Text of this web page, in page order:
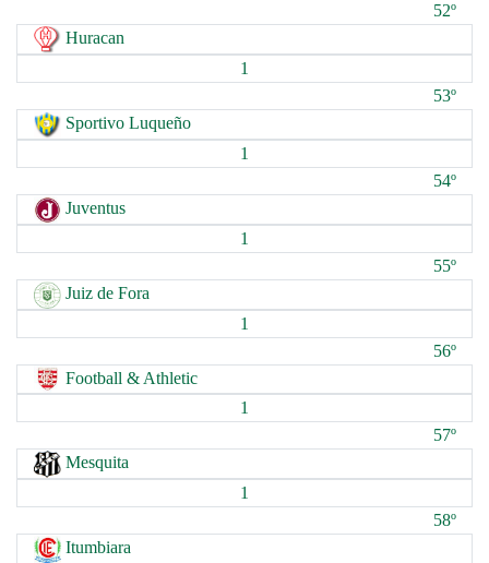
52º
Huracan
1
53º
Sportivo Luqueño
1
54º
Juventus
1
55º
Juiz de Fora
1
56º
Football & Athletic
1
57º
Mesquita
1
58º
Itumbiara